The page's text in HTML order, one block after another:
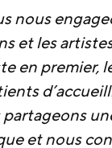
nous
et les
en premier,
partageons
et nous